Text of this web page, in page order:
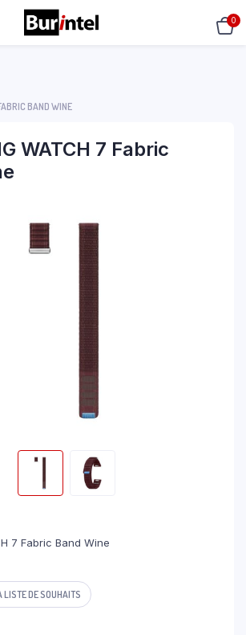
0
BAND WINE
WATCH 7 Fabric
7 Fabric Band Wine
LISTE DE SOUHAITS